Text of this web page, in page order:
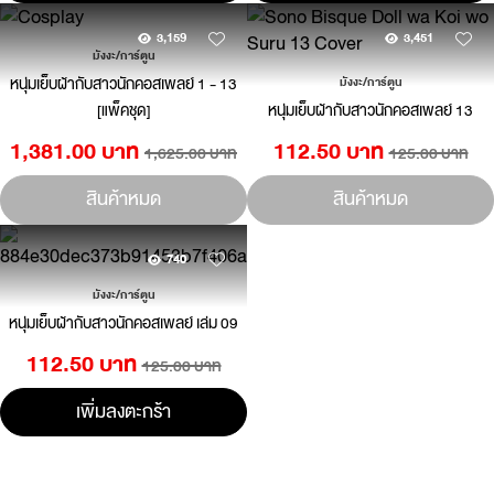
3,159
มังงะ/การ์ตูน
หนุ่มเย็บผ้ากับสาวนักคอสเพลย์ 1 - 13
[แพ็คชุด]
1,381.00 บาท 1,625.00 บาท
สินค้าหมด
3,451
มังงะ/การ์ตูน
หนุ่มเย็บผ้ากับสาวนักคอสเพลย์ 13
112.50 บาท 125.00 บาท
สินค้าหมด
740
มังงะ/การ์ตูน
หนุ่มเย็บผ้ากับสาวนักคอสเพลย์ เล่ม 09
112.50 บาท 125.00 บาท
เพิ่มลงตะกร้า